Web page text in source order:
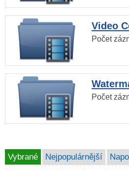
Video
Počet
Počet
Vybrané Nejpopulárnější